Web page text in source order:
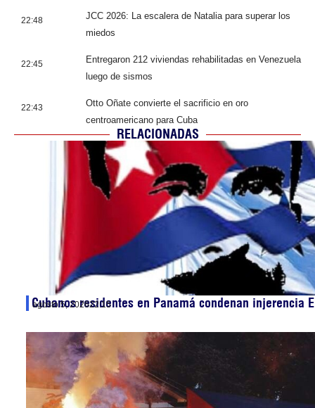
22:48
JCC 2026: La escalera de Natalia para superar los
miedos
22:45
Entregaron 212 viviendas rehabilitadas en Venezuela
luego de sismos
22:43
Otto Oñate convierte el sacrificio en oro
centroamericano para Cuba
RELACIONADAS
Cubanos residentes en Panamá condenan injerencia
agosto 5, 202622:15